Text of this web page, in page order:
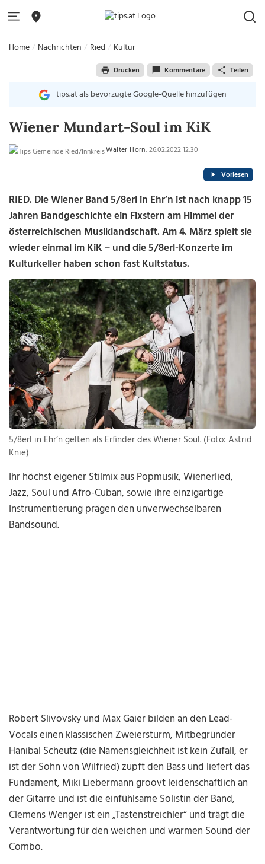
Home Nachrichten Ried Kultur
Drucken Kommentare Teilen
tips.at als bevorzugte Google-Quelle hinzufügen
Wiener Mundart-Soul im KiK
Walter Horn, 26.02.2022 12:30
Vorlesen
RIED. Die Wiener Band 5/8erl in Ehr’n ist nach knapp 15
Jahren Bandgeschichte ein Fixstern am Himmel der
österreichischen Musiklandschaft. Am 4. März spielt sie
wieder einmal im KiK – und die 5/8erl-Konzerte im
Kulturkeller haben schon fast Kultstatus.
5/8erl in Ehr‘n gelten als Erfinder des Wiener Soul. (Foto: Astrid
Knie)
Ihr höchst eigener Stilmix aus Popmusik, Wienerlied,
Jazz, Soul und Afro-Cuban, sowie ihre einzigartige
Instrumentierung prägen den unverwechselbaren
Bandsound.
Robert Slivovsky und Max Gaier bilden an den Lead-
Vocals einen klassischen Zweiersturm, Mitbegründer
Hanibal Scheutz (die Namensgleichheit ist kein Zufall, er
ist der Sohn von Wilfried) zupft den Bass und liefert das
Fundament, Miki Liebermann groovt leidenschaftlich an
der Gitarre und ist die einfühlsame Solistin der Band,
Clemens Wenger ist ein „Tastenstreichler“ und trägt die
Verantwortung für den weichen und warmen Sound der
Combo.